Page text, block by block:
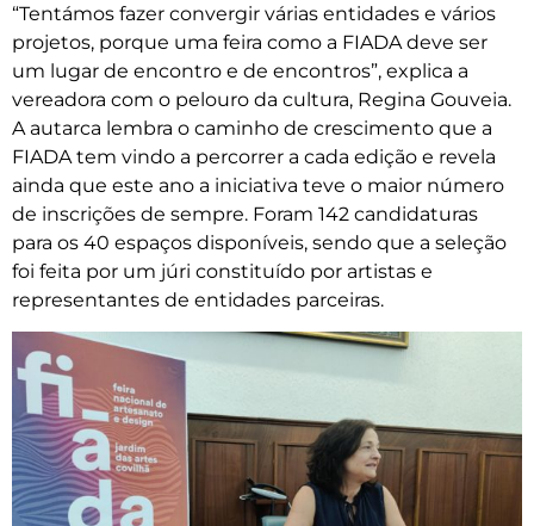
“Tentámos fazer convergir várias entidades e vários
projetos, porque uma feira como a FIADA deve ser
um lugar de encontro e de encontros”, explica a
vereadora com o pelouro da cultura, Regina Gouveia.
A autarca lembra o caminho de crescimento que a
FIADA tem vindo a percorrer a cada edição e revela
ainda que este ano a iniciativa teve o maior número
de inscrições de sempre. Foram 142 candidaturas
para os 40 espaços disponíveis, sendo que a seleção
foi feita por um júri constituído por artistas e
representantes de entidades parceiras.